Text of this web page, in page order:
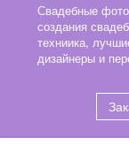
Свадебные
создания
техниика,
дизайнеры и